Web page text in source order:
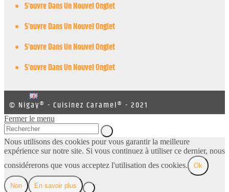
S’ouvre Dans Un Nouvel Onglet
S’ouvre Dans Un Nouvel Onglet
S’ouvre Dans Un Nouvel Onglet
S’ouvre Dans Un Nouvel Onglet
© Nigay® - Cuisinez Caramel® - 2021
Fermer le menu
Nous utilisons des cookies pour vous garantir la meilleure
expérience sur notre site. Si vous continuez à utiliser ce dernier, nous
considérerons que vous acceptez l'utilisation des cookies.
Ok
Non En savoir plus